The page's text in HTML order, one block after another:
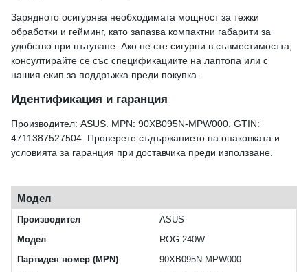
Зарядното осигурява необходимата мощност за тежки
обработки и гейминг, като запазва компактни габарити за
удобство при пътуване. Ако не сте сигурни в съвместимостта,
консултирайте се със спецификациите на лаптопа или с
нашия екип за поддръжка преди покупка.
Идентификация и гаранция
Производител: ASUS. MPN: 90XB095N-MPW000. GTIN:
4711387527504. Проверете съдържанието на опаковката и
условията за гаранция при доставчика преди използване.
Модел
Производител
ASUS
Модел
ROG 240W
Партиден номер (MPN)
90XB095N-MPW000